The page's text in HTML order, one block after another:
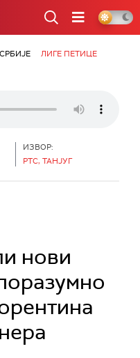
ЛИГЕ ПЕТИЦЕ
ИЗВОР:
РТС, ТАНЈУГ
нови